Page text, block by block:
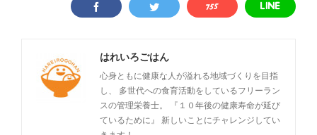
はれいろごはん
心身ともに健康な人が溢れる地域づくりを目指
し、 多世代への食育活動をしているフリーラン
スの管理栄養士。 『１０年後の健康寿命が延び
ているために』 新しいことにチャレンジしてい